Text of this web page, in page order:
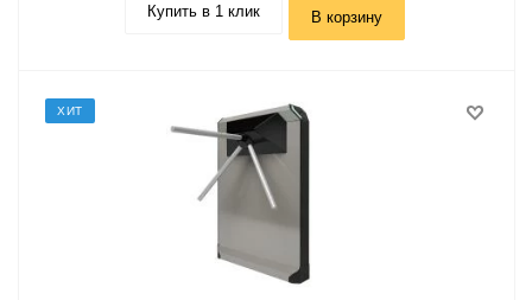
Купить в 1 клик В корзину
ХИТ